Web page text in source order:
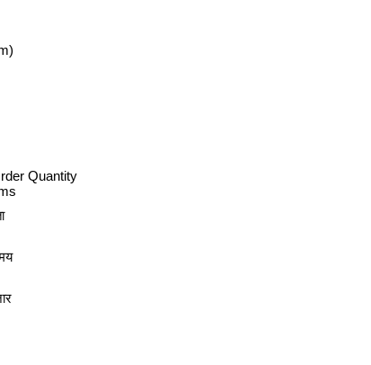
Quantity